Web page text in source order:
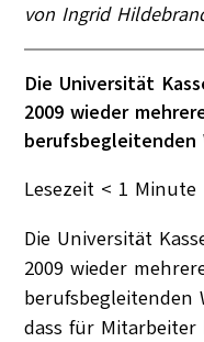
von Ingrid
Die Universität
2009 wieder
berufsbegleitenden
Lesezeit < 1 Minute
Die Universität
2009 wieder
berufsbegleitenden
dass für